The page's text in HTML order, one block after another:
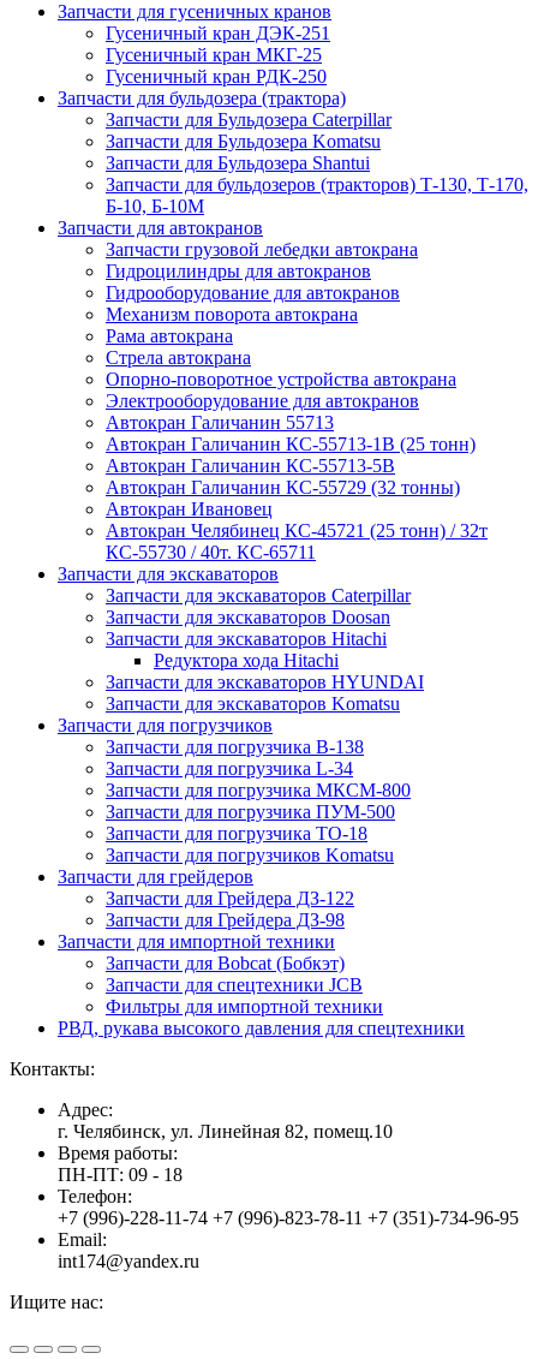
Запчасти для гусеничных кранов
Гусеничный кран ДЭК-251
Гусеничный кран МКГ-25
Гусеничный кран РДК-250
Запчасти для бульдозера (трактора)
Запчасти для Бульдозера Caterpillar
Запчасти для Бульдозера Komatsu
Запчасти для Бульдозера Shantui
Запчасти для бульдозеров (тракторов) Т-130, Т-170,
Б-10, Б-10М
Запчасти для автокранов
Запчасти грузовой лебедки автокрана
Гидроцилиндры для автокранов
Гидрооборудование для автокранов
Механизм поворота автокрана
Рама автокрана
Стрела автокрана
Опорно-поворотное устройства автокрана
Электрооборудование для автокранов
Автокран Галичанин 55713
Автокран Галичанин КС-55713-1В (25 тонн)
Автокран Галичанин КС-55713-5В
Автокран Галичанин КС-55729 (32 тонны)
Автокран Ивановец
Автокран Челябинец КС-45721 (25 тонн) / 32т
КС-55730 / 40т. КС-65711
Запчасти для экскаваторов
Запчасти для экскаваторов Caterpillar
Запчасти для экскаваторов Doosan
Запчасти для экскаваторов Hitachi
Редуктора хода Hitachi
Запчасти для экскаваторов HYUNDAI
Запчасти для экскаваторов Komatsu
Запчасти для погрузчиков
Запчасти для погрузчика B-138
Запчасти для погрузчика L-34
Запчасти для погрузчика МКСМ-800
Запчасти для погрузчика ПУМ-500
Запчасти для погрузчика ТО-18
Запчасти для погрузчиков Komatsu
Запчасти для грейдеров
Запчасти для Грейдера ДЗ-122
Запчасти для Грейдера ДЗ-98
Запчасти для импортной техники
Запчасти для Bobcat (Бобкэт)
Запчасти для спецтехники JCB
Фильтры для импортной техники
РВД, рукава высокого давления для спецтехники
Контакты:
Адрес:
г. Челябинск, ул. Линейная 82, помещ.10
Время работы:
ПН-ПТ: 09 - 18
Телефон:
+7 (996)-228-11-74 +7 (996)-823-78-11 +7 (351)-734-96-95
Email:
int174@yandex.ru
Ищите нас:
Страница
Страница
Страница
Вверх